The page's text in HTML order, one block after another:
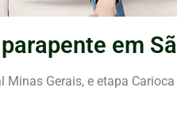
em
Gerais, e etapa